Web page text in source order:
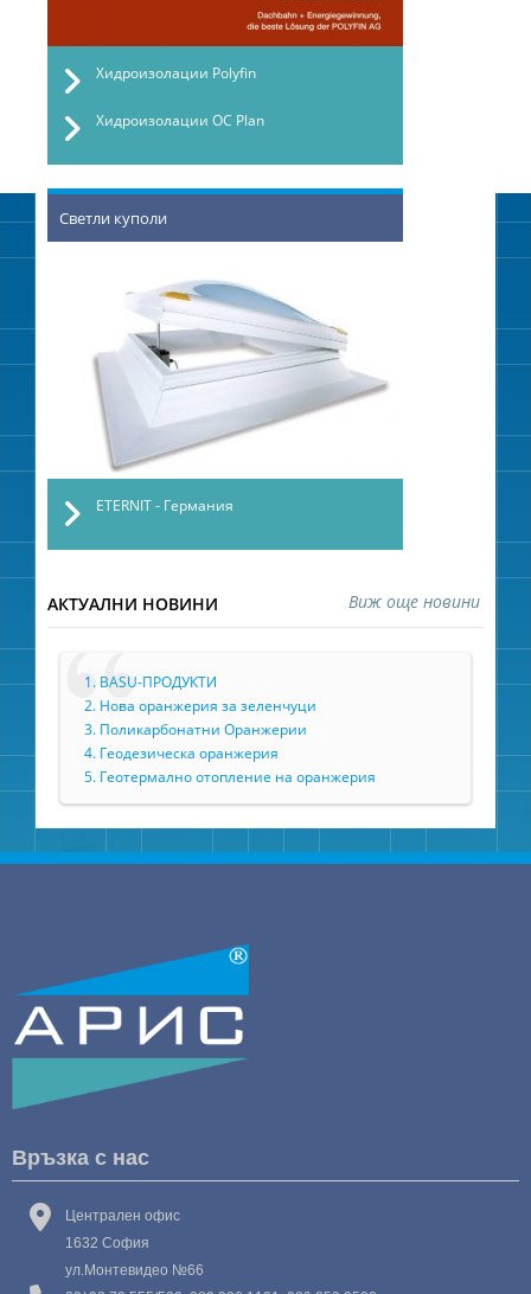
Хидроизолации Polyfin
Хидроизолации OC Plan
Светли куполи
ETERNIT - Германия
АКТУАЛНИ НОВИНИ Виж още новини
1. BASU-ПРОДУКТИ
2. Нова оранжерия за зеленчуци
3. Поликарбонатни Оранжерии
4. Геодезическа оранжерия
5. Геотермално отопление на оранжерия
Връзка с нас
Централен офис
1632 София
ул.Монтевидео №66